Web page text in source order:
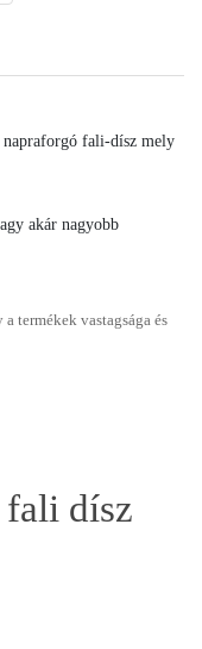
napraforgó fali-dísz mely
akár nagyobb
termékek vastagsága és
dísz